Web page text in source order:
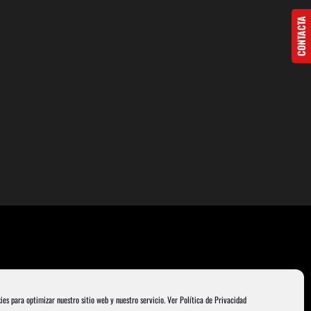
para optimizar nuestro sitio web y nuestro servicio.Ver Política de Privacidad
CONTACTA